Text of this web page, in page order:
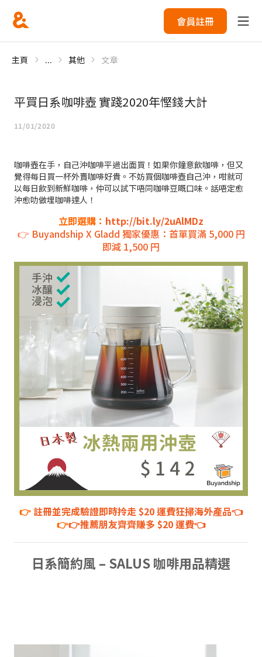
會員註冊
主頁 ... 其他 文章
平買日系咖啡壺 實踐2020年慳錢大計
11/01/2020
咖啡壺在手，自己沖咖啡平過出面買！如果你鐘意飲咖啡，但又
覺得每日買一杯外賣咖啡好貴。不妨買個咖啡壺自己沖，咁就可
以每日飲到新鮮咖啡，仲可以試下唔同咖啡豆嘅口味。話唔定愈
沖愈叻做埋咖啡達人！
立即選購： http://bit.ly/2uAlMDz
👉 Buyandship X Gladd 獨家優惠：首單買滿 5,000 円
即減 1,500 円
👉註冊並完成驗證即時拎走 $20 運費狂掃海外產品👈
👉👉推薦朋友齊齊賺多 $20 運費👈
日系簡約風 – SALUS 咖啡用品精選